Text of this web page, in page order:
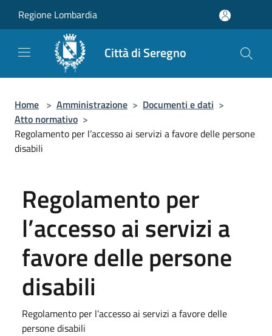
Regione Lombardia
Città di Seregno
Home > Amministrazione > Documenti e dati >
Atto normativo >
Regolamento per l’accesso ai servizi a favore delle persone
disabili
Regolamento per
l’accesso ai servizi a
favore delle persone
disabili
Regolamento per l’accesso ai servizi a favore delle
persone disabili